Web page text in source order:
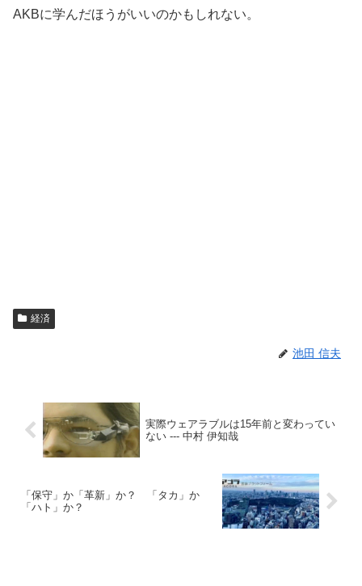
AKBに学んだほうがいいのかもしれない。
経済
池田 信夫
実際ウェアラブルは15年前と変わってい
ない --- 中村 伊知哉
「保守」か「革新」か？ 「タカ」か
「ハト」か？